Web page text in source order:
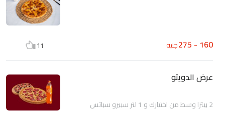
160 - 275 جنيه 11
عرض الدويتو
2 بيتزا وسط من اختيارك و 1 لتر سبيرو سباتس